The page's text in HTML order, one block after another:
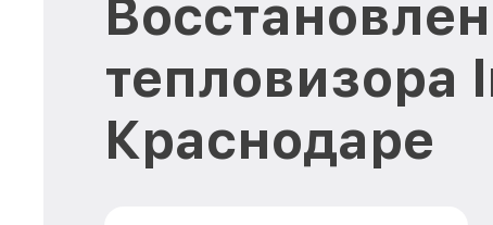
тепловизора
Краснодаре